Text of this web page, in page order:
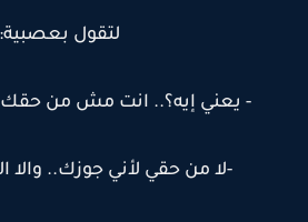
لتقول بعصبية:
- يعني إيه؟.. انت مش من حقك
-لا من حقي لأني جوزك.. والا